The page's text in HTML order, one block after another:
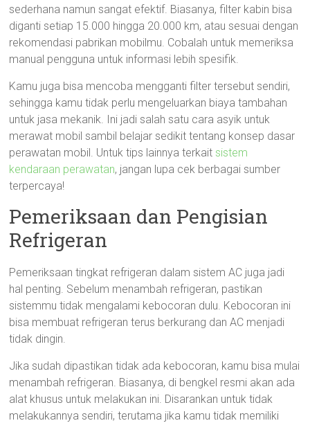
sederhana namun sangat efektif. Biasanya, filter kabin bisa
diganti setiap 15.000 hingga 20.000 km, atau sesuai dengan
rekomendasi pabrikan mobilmu. Cobalah untuk memeriksa
manual pengguna untuk informasi lebih spesifik.
Kamu juga bisa mencoba mengganti filter tersebut sendiri,
sehingga kamu tidak perlu mengeluarkan biaya tambahan
untuk jasa mekanik. Ini jadi salah satu cara asyik untuk
merawat mobil sambil belajar sedikit tentang konsep dasar
perawatan mobil. Untuk tips lainnya terkait sistem
kendaraan perawatan, jangan lupa cek berbagai sumber
terpercaya!
Pemeriksaan dan Pengisian
Refrigeran
Pemeriksaan tingkat refrigeran dalam sistem AC juga jadi
hal penting. Sebelum menambah refrigeran, pastikan
sistemmu tidak mengalami kebocoran dulu. Kebocoran ini
bisa membuat refrigeran terus berkurang dan AC menjadi
tidak dingin.
Jika sudah dipastikan tidak ada kebocoran, kamu bisa mulai
menambah refrigeran. Biasanya, di bengkel resmi akan ada
alat khusus untuk melakukan ini. Disarankan untuk tidak
melakukannya sendiri, terutama jika kamu tidak memiliki